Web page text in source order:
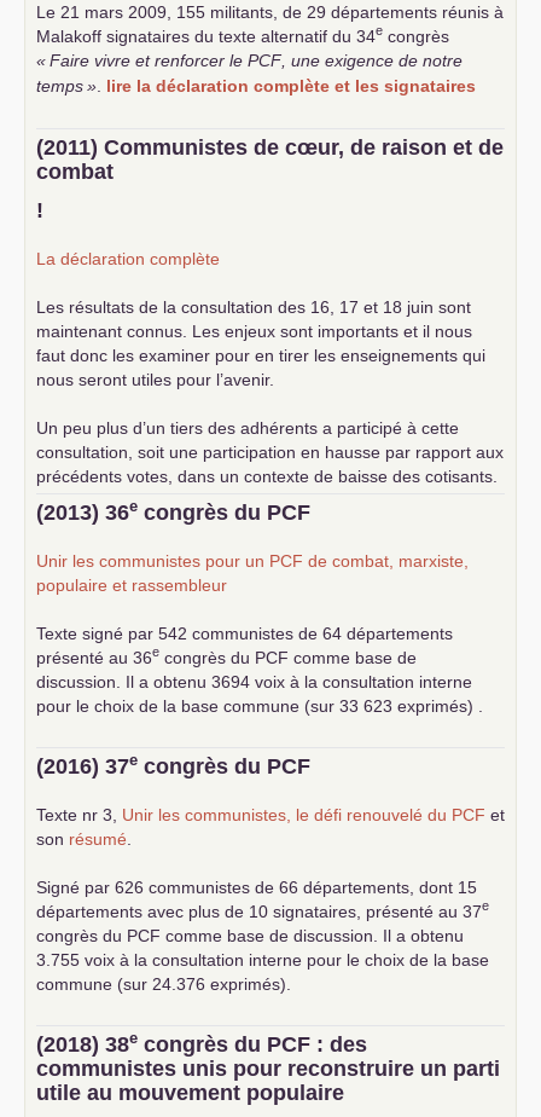
Le 21 mars 2009, 155 militants, de 29 départements réunis à
Malakoff signataires du texte alternatif du 34e congrès
«Faire vivre et renforcer le PCF , une exigence de notre
temps» lire la déclaration complète et les signataires
(2011) Communistes de cœur, de raison et de
combat
!
La déclaration complète
Les résultats de la consultation des 16, 17 et 18 juin sont
maintenant connus. Les enjeux sont importants et il nous
faut donc les examiner pour en tirer les enseignements qui
nous seront utiles pour l’avenir.
Un peu plus d’un tiers des adhérents a participé à cette
consultation, soit une participation en hausse par rapport aux
précédents votes, dans un contexte de baisse des cotisants.
... lire la suite
(2013) 36e congrès du PCF
Unir les communistes pour un PCF de combat, marxiste,
populaire et rassembleur
Texte signé par 542 communistes de 64 départements
présenté au 36e congrès du PCF comme base de
discussion. Il a obtenu 3694 voix à la consultation interne
pour le choix de la base commune (sur 33 623 exprimés) .
(2016) 37e congrès du PCF
Texte nr 3, Unir les communistes, le défi renouvelé du PCF et
son résumé
Signé par 626 communistes de 66 départements, dont 15
départements avec plus de 10 signataires, présenté au 37e
congrès du PCF comme base de discussion. Il a obtenu
3.755 voix à la consultation interne pour le choix de la base
commune (sur 24.376 exprimés).
(2018) 38e congrès du PCF : des
communistes unis pour reconstruire un parti
utile au mouvement populaire